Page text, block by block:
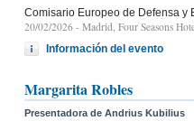
Comisario Europeo de Defensa y
20/02/2026 - Madrid, Four Seasons
Información del evento
Margarita Robles
Presentadora de Andrius Kubilius